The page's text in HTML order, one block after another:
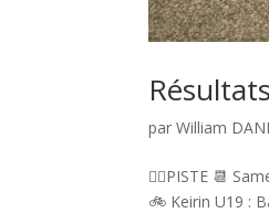
parWilliam
🚴‍♂️PISTE 📆
🚲 Keirin U19 :